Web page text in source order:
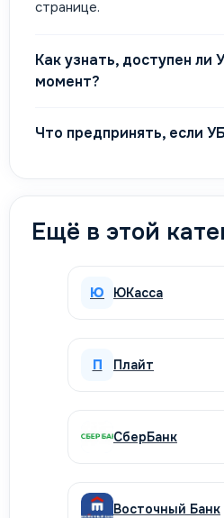
странице.
Как узнать, доступен ли
момент?
Что предпринять, если
Ещё в этой
Ю ЮКасса
П Плайт
СберБанк
Восточный Банк